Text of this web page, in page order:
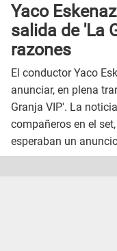
Yaco
salida de 'La
razones
El conductor Yaco
anunciar, en plena
Granja VIP'. La
compañeros en el
esperaban un